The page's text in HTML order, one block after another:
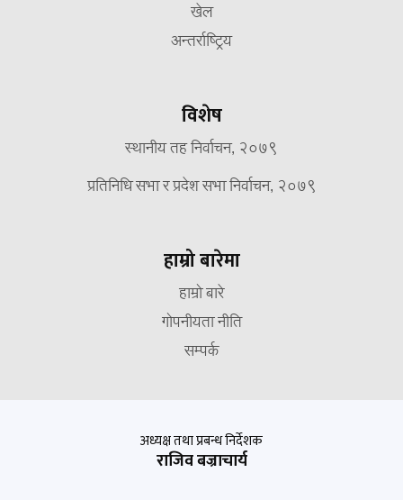
खेल
अन्तर्राष्ट्रिय
विशेष
स्थानीय तह निर्वाचन, २०७९
प्रतिनिधि सभा र प्रदेश सभा निर्वाचन, २०७९
हाम्रो बारेमा
हाम्रो बारे
गोपनीयता नीति
सम्पर्क
अध्यक्ष तथा प्रबन्ध निर्देशक
राजिव बज्राचार्य